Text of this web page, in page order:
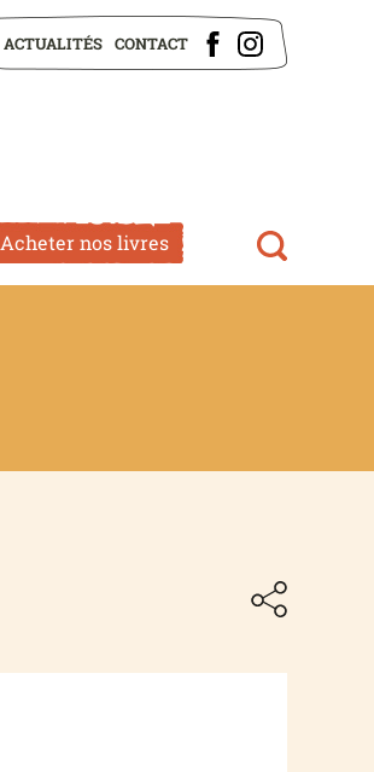
ACTUALITÉS CONTACT
Acheter nos livres